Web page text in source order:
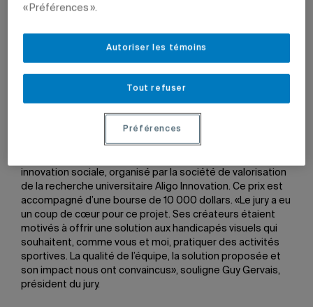
Mis à jour le 7 juin 2022 à 10 h 39
Photo: Anis Ouanes
BIPeR, la rondelle de hockey sonore intelligente pour
innovation sociale, organisé par la société de valorisation
de la recherche universitaire Aligo Innovation. Ce prix est
accompagné d’une bourse de 10 000 dollars. «Le jury a eu
un coup de cœur pour ce projet. Ses créateurs étaient
motivés à offrir une solution aux handicapés visuels qui
souhaitent, comme vous et moi, pratiquer des activités
sportives. La qualité de l’équipe, la solution proposée et
son impact nous ont convaincus», souligne Guy Gervais,
président du jury.
« Préférences ».
Tout refuser
Autoriser les témoins
Préférences